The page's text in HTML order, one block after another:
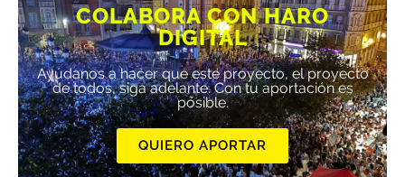
COLABORA CON HARO
DIGITAL
Ayúdanos a hacer que este proyecto, el proyecto
de todos, siga adelante. Con tu aportación es
posible.
QUIERO APORTAR